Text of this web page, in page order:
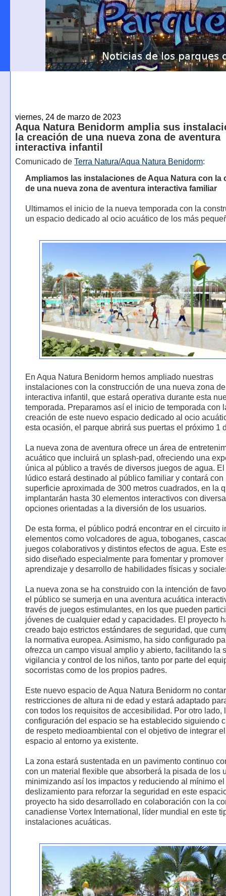
viernes, 24 de marzo de 2023
Aqua Natura Benidorm amplia sus
la creación de una nueva zona de aventura
interactiva infantil
Comunicado de Terra Natura/Aqua Natura Benidorm:
Ampliamos las instalaciones de Aqua Natura con la
de una nueva zona de aventura interactiva familiar
Ultimamos el inicio de la nueva temporada con la
un espacio dedicado al ocio acuático de los más
En Aqua Natura Benidorm hemos ampliado nuestras
instalaciones con la construcción de una nueva zona
interactiva infantil, que estará operativa durante esta
temporada. Preparamos así el inicio de temporada con
creación de este nuevo espacio dedicado al ocio
esta ocasión, el parque abrirá sus puertas el próximo 1
La nueva zona de aventura ofrece un área de
acuático que incluirá un splash-pad, ofreciendo una
única al público a través de diversos juegos de agua.
lúdico estará destinado al público familiar y contará con
superficie aproximada de 300 metros cuadrados, en la
implantarán hasta 30 elementos interactivos con
opciones orientadas a la diversión de los usuarios.
De esta forma, el público podrá encontrar en el circuito
elementos como volcadores de agua, toboganes,
juegos colaborativos y distintos efectos de agua. Este
sido diseñado especialmente para fomentar y promover
aprendizaje y desarrollo de habilidades físicas y
La nueva zona se ha construido con la intención de
el público se sumerja en una aventura acuática
través de juegos estimulantes, en los que pueden
jóvenes de cualquier edad y capacidades. El proyecto
creado bajo estrictos estándares de seguridad, que
la normativa europea. Asimismo, ha sido configurado
ofrezca un campo visual amplio y abierto, facilitando la
vigilancia y control de los niños, tanto por parte del
socorristas como de los propios padres.
Este nuevo espacio de Aqua Natura Benidorm no
restricciones de altura ni de edad y estará adaptado
con todos los requisitos de accesibilidad. Por otro lado,
configuración del espacio se ha establecido siguiendo
de respeto medioambiental con el objetivo de integrar
espacio al entorno ya existente.
La zona estará sustentada en un pavimento continuo
con un material flexible que absorberá la pisada de los
minimizando así los impactos y reduciendo al mínimo
deslizamiento para reforzar la seguridad en este
proyecto ha sido desarrollado en colaboración con la
canadiense Vortex International, líder mundial en este
instalaciones acuáticas.